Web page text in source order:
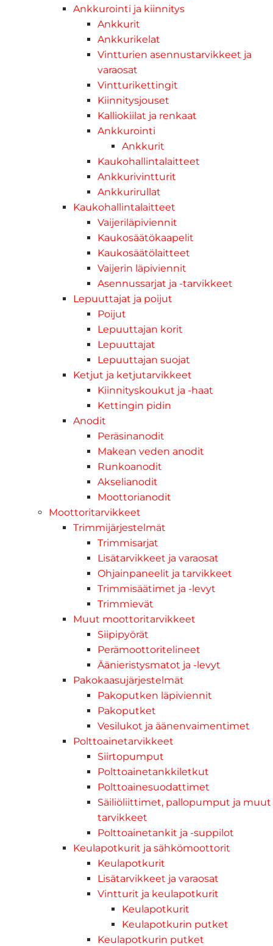
Ankkurointi ja kiinnitys
Ankkurit
Ankkurikelat
Vintturien asennustarvikkeet ja
varaosat
Vintturikettingit
Kiinnitysjouset
Kalliokiilat ja renkaat
Ankkurointi
Ankkurit
Kaukohallintalaitteet
Ankkurivintturit
Ankkurirullat
Kaukohallintalaitteet
Vaijeriläpiviennit
Kaukosäätökaapelit
Kaukosäätölaitteet
Vaijerin läpiviennit
Asennussarjat ja -tarvikkeet
Lepuuttajat ja poijut
Poijut
Lepuuttajan korit
Lepuuttajat
Lepuuttajan suojat
Ketjut ja ketjutarvikkeet
Kiinnityskoukut ja -haat
Kettingin pidin
Anodit
Peräsinanodit
Makean veden anodit
Runkoanodit
Akselianodit
Moottorianodit
Moottoritarvikkeet
Trimmijärjestelmät
Trimmisarjat
Lisätarvikkeet ja varaosat
Ohjainpaneelit ja tarvikkeet
Trimmisäätimet ja -levyt
Trimmievät
Muut moottoritarvikkeet
Siipipyörät
Perämoottoritelineet
Äänieristysmatot ja -levyt
Pakokaasujärjestelmät
Pakoputken läpiviennit
Pakoputket
Vesilukot ja äänenvaimentimet
Polttoainetarvikkeet
Siirtopumput
Polttoainetankkiletkut
Polttoainesuodattimet
Säiliöliittimet, pallopumput ja muut
tarvikkeet
Polttoainetankit ja -suppilot
Keulapotkurit ja sähkömoottorit
Keulapotkurit
Lisätarvikkeet ja varaosat
Vintturit ja keulapotkurit
Keulapotkurit
Keulapotkurin putket
Keulapotkurin putket